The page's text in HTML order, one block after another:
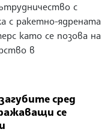
с
с ракетно-ядрената
като се позова на
в
сред
се